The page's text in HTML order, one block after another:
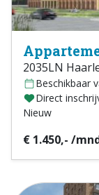
2035LN
Beschikbaar
Direct
Nieuw
€ 1.450,- /